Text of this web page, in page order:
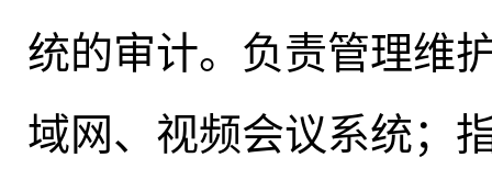
统的审计。 负责管理维
域网、视频会议系统；